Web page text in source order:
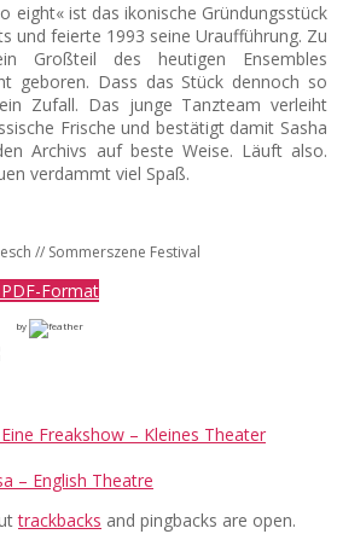
eight« ist das ikonische Gründungsstück
und feierte 1993 seine Uraufführung. Zu
Großteil des heutigen Ensembles
geboren. Dass das Stück dennoch so
Zufall. Das junge Tanzteam verleiht
Frische und bestätigt damit Sasha
Archivs auf beste Weise. Läuft also.
verdammt viel Spaß.
// Sommerszene Festival
Format
by
Freakshow – Kleines Theater
– English Theatre
trackbacks and pingbacks are open.